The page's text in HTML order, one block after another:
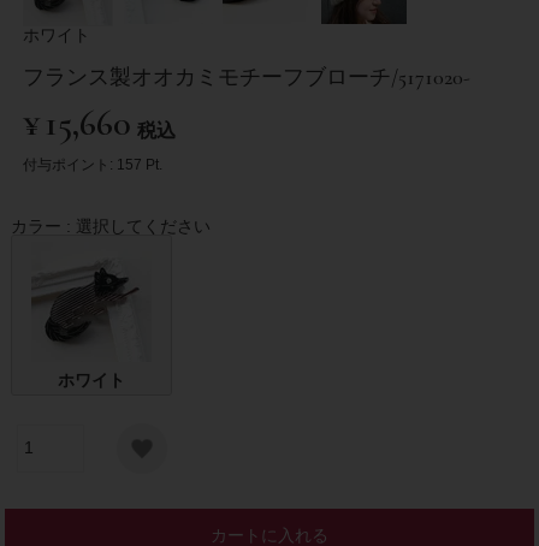
ホワイト
フランス製オオカミモチーフブローチ/5171020-
¥15,660 税込
付与ポイント: 157 Pt.
カラー 選択してください
ホワイト
カートに入れる